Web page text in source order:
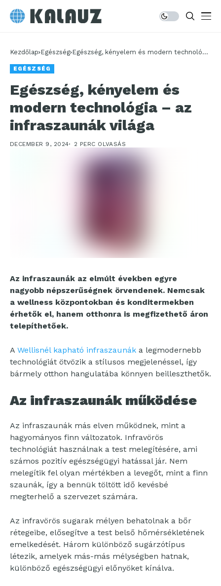
Kezdőlap Egészség Egészség, kényelem és modern technológia
EGÉSZSÉG
Egészség, kényelem és
modern technológia – az
infraszaunák világa
DECEMBER 9, 2024 2 PERC OLVASÁS
Az infraszaunák az elmúlt években egyre
nagyobb népszerűségnek örvendenek. Nemcsak
a wellness központokban és konditermekben
érhetők el, hanem otthonra is megfizethető áron
telepíthetőek.
A Wellisnél kapható infraszaunák a legmodernebb
technológiát ötvözik a stílusos megjelenéssel, így
bármely otthon hangulatába könnyen beilleszthetők.
Az infraszaunák működése
Az infraszaunák más elven működnek, mint a
hagyományos finn változatok. Infravörös
technológiát használnak a test melegítésére, ami
számos pozitív egészségügyi hatással jár. Nem
melegítik fel olyan mértékben a levegőt, mint a finn
szaunák, így a bennük töltött idő kevésbé
megterhelő a szervezet számára.
Az infravörös sugarak mélyen behatolnak a bőr
rétegeibe, elősegítve a test belső hőmérsékletének
emelkedését. Három különböző sugárzótípus
létezik, amelyek más-más mélységben hatnak,
különböző egészségügyi előnyöket kínálva.